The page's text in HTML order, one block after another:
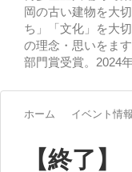
岡の古い建物を大
ち」「文化」を大
の理念・思いをま
部門賞受賞。2024
ホーム イベント情報
【終了